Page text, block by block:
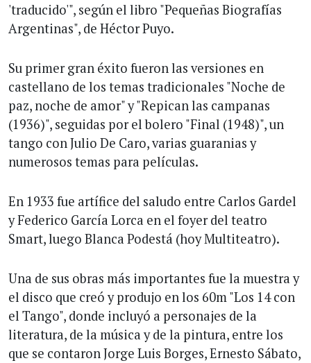
'traducido'", según el libro "Pequeñas Biografías
Argentinas", de Héctor Puyo.
Su primer gran éxito fueron las versiones en
castellano de los temas tradicionales "Noche de
paz, noche de amor" y "Repican las campanas
(1936)", seguidas por el bolero "Final (1948)", un
tango con Julio De Caro, varias guaranias y
numerosos temas para películas.
En 1933 fue artífice del saludo entre Carlos Gardel
y Federico Garcí­a Lorca en el foyer del teatro
Smart, luego Blanca Podestá (hoy Multiteatro).
Una de sus obras más importantes fue la muestra y
el disco que creó y produjo en los 60m "Los 14 con
el Tango", donde incluyó a personajes de la
literatura, de la música y de la pintura, entre los
que se contaron Jorge Luis Borges, Ernesto Sábato,